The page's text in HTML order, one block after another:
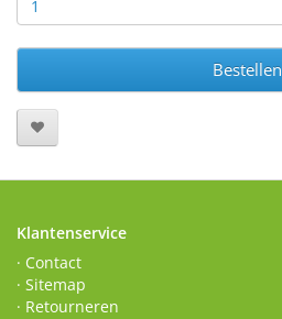
Bestellen
Klantenservice
· Contact
· Sitemap
· Retourneren